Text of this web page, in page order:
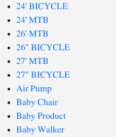
24' BICYCLE
24' MTB
26' MTB
26" BICYCLE
27' MTB
27" BICYCLE
Air Pump
Baby Chair
Baby Product
Baby Walker